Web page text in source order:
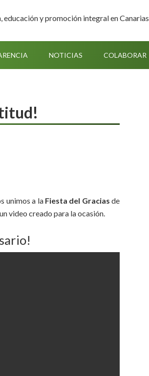
educación y promoción integral en Canarias
NOTICIAS COLABORAR
unimos a la Fiesta del Gracias de
video creado para la ocasión.